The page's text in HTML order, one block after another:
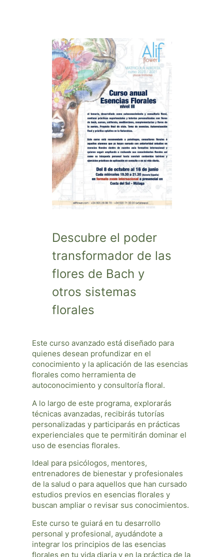
Descubre el poder
transformador de las
flores de Bach y
otros sistemas
florales
Este curso avanzado está diseñado para
quienes desean profundizar en el
conocimiento y la aplicación de las esencias
florales como herramienta de
autoconocimiento y consultoría floral.
A lo largo de este programa, explorarás
técnicas avanzadas, recibirás tutorías
personalizadas y participarás en prácticas
experienciales que te permitirán dominar el
uso de esencias florales.
Ideal para psicólogos, mentores,
entrenadores de bienestar y profesionales
de la salud o para aquellos que han cursado
estudios previos en esencias florales y
buscan ampliar o revisar sus conocimientos.
Este curso te guiará en tu desarrollo
personal y profesional, ayudándote a
integrar los principios de las esencias
florales en tu vida diaria y en la práctica de la